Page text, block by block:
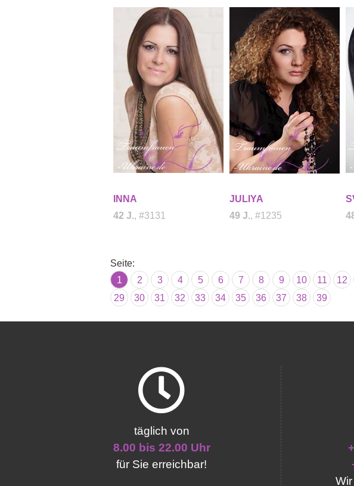
INNA
42 J., #3131
JULIYA
49 J., #1235
Seite:
1
2 3 4 5 6 7 8 9 10 11 12
29
30 31 32 33 34 35 36 37 38 39
täglich von
8.00 bis 22.00 Uhr
für Sie erreichbar!